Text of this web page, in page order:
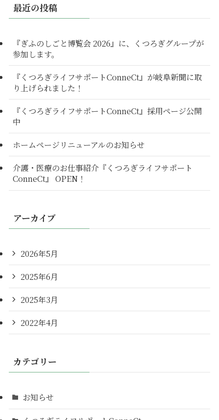
最近の投稿
『ぎふのしごと博覧会 2026』に、くつろぎグループが
参加します。
『くつろぎライフサポートConneCt』が岐阜新聞に取
り上げられました！
『くつろぎライフサポートConneCt』採用ページ公開
中
ホームページリニューアルのお知らせ
介護・医療のお仕事紹介『くつろぎライフサポート
ConneCt』 OPEN！
アーカイブ
2026年5月
2025年6月
2025年3月
2022年4月
カテゴリー
お知らせ